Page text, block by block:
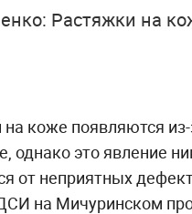
Растяжки на
коже появляются
однако это явление
от неприятных
на Мичуринском